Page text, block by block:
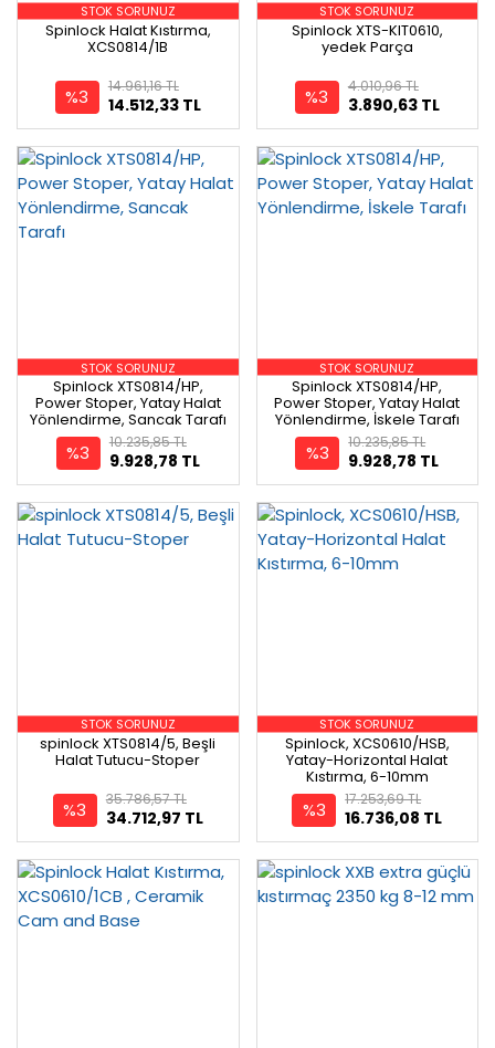
STOK SORUNUZ
Spinlock Halat Kıstırma,
XCS0814/1B
%3 14.512,33 TL
14.961,16 TL
STOK SORUNUZ
Spinlock XTS-KIT0610,
yedek Parça
%3 3.890,63 TL
4.010,96 TL
STOK SORUNUZ
Spinlock XTS0814/HP,
Power Stoper, Yatay Halat
Yönlendirme, Sancak Tarafı
%3 9.928,78 TL
10.235,85 TL
STOK SORUNUZ
Spinlock XTS0814/HP,
Power Stoper, Yatay Halat
Yönlendirme, İskele Tarafı
%3 9.928,78 TL
10.235,85 TL
STOK SORUNUZ
spinlock XTS0814/5, Beşli
Halat Tutucu-Stoper
%3 34.712,97 TL
35.786,57 TL
STOK SORUNUZ
Spinlock, XCS0610/HSB,
Yatay-Horizontal Halat
Kıstırma, 6-10mm
%3 16.736,08 TL
17.253,69 TL